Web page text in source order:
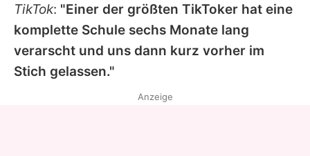
TikTok: "Einer der größten TikToker hat eine
komplette Schule sechs Monate lang
verarscht und uns dann kurz vorher im
Stich gelassen."
Anzeige